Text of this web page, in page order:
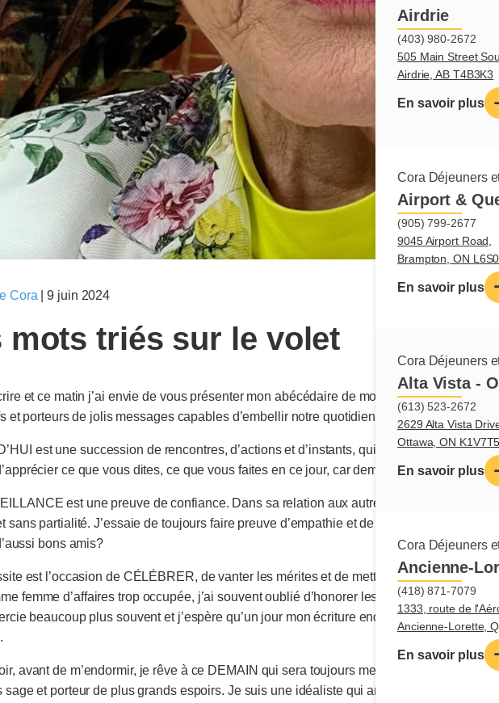
Airdrie
(403) 980-2672
505 Main Street
Airdrie, AB T4B3K3
En savoir plus
Cora Déjeuners
Airport &
(905) 799-2677
9045 Airport Road,
Brampton, ON
En savoir plus
Cora Déjeuners
Alta Vista -
(613) 523-2672
2629 Alta Vista
Ottawa, ON K1V7T5
En savoir plus
Cora Déjeuners
Ancienne-
(418) 871-7079
1333, route de
Ancienne-Lorette,
En savoir plus
Cora |9 juin 2024
mots triés sur le volet
et ce matin j’ai envie de vous présenter mon abécédaire de mots triés sur le volet.
et porteurs de jolis messages capables d’embellir notre quotidien.
est une succession de rencontres, d’actions et d’instants, qui peuvent être vécus
ce que vous dites, ce que vous faites en ce jour, car demain cogne déjà à la
est une preuve de confiance. Dans sa relation aux autres, son intention est
sans partialité. J’essaie de toujours faire preuve d’empathie et de gentillesse envers
bons amis?
est l’occasion de CÉLÉBRER, de vanter les mérites et de mettre en valeur une
femme d’affaires trop occupée, j’ai souvent oublié d’honorer les bons coups de mes
beaucoup plus souvent et j’espère qu’un jour mon écriture endimanchée pourra
avant de m’endormir, je rêve à ce DEMAIN qui sera toujours meilleur qu’hier. Ma tête
sage et porteur de plus grands espoirs. Je suis une idéaliste qui anticipe toujours le